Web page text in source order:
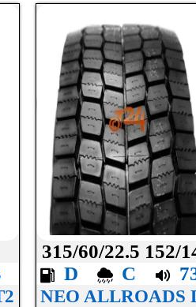
315/60/22.5 152/
D
C
NEO ALLROADS